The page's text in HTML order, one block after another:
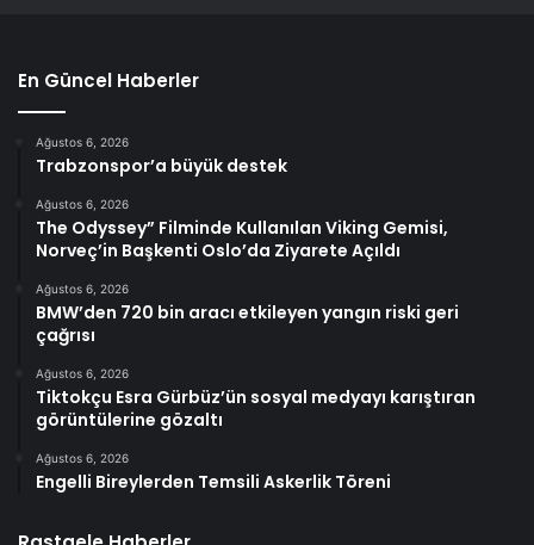
En Güncel Haberler
Ağustos 6, 2026
Trabzonspor’a büyük destek
Ağustos 6, 2026
The Odyssey” Filminde Kullanılan Viking Gemisi,
Norveç’in Başkenti Oslo’da Ziyarete Açıldı
Ağustos 6, 2026
BMW’den 720 bin aracı etkileyen yangın riski geri
çağrısı
Ağustos 6, 2026
Tiktokçu Esra Gürbüz’ün sosyal medyayı karıştıran
görüntülerine gözaltı
Ağustos 6, 2026
Engelli Bireylerden Temsili Askerlik Töreni